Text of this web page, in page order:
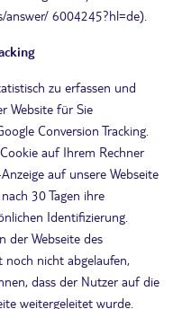
6004245?hl=de).
zu erfassen und
Website für Sie
Conversion Tracking.
auf Ihrem Rechner
auf unsere Webseite
30 Tagen ihre
Identifizierung.
der Webseite des
nicht abgelaufen,
dass der Nutzer auf die
weitergeleitet wurde.